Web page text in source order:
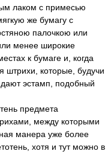
лаком с примесью
же бумагу с
палочкою или
менее широкие
к бумаге и, когда
штрихи, которые, будучи
эстамп, подобный
предмета
между которыми
манера уже более
хотя и тут можно в